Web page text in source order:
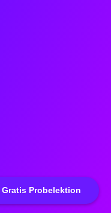
Gratis Probelektion